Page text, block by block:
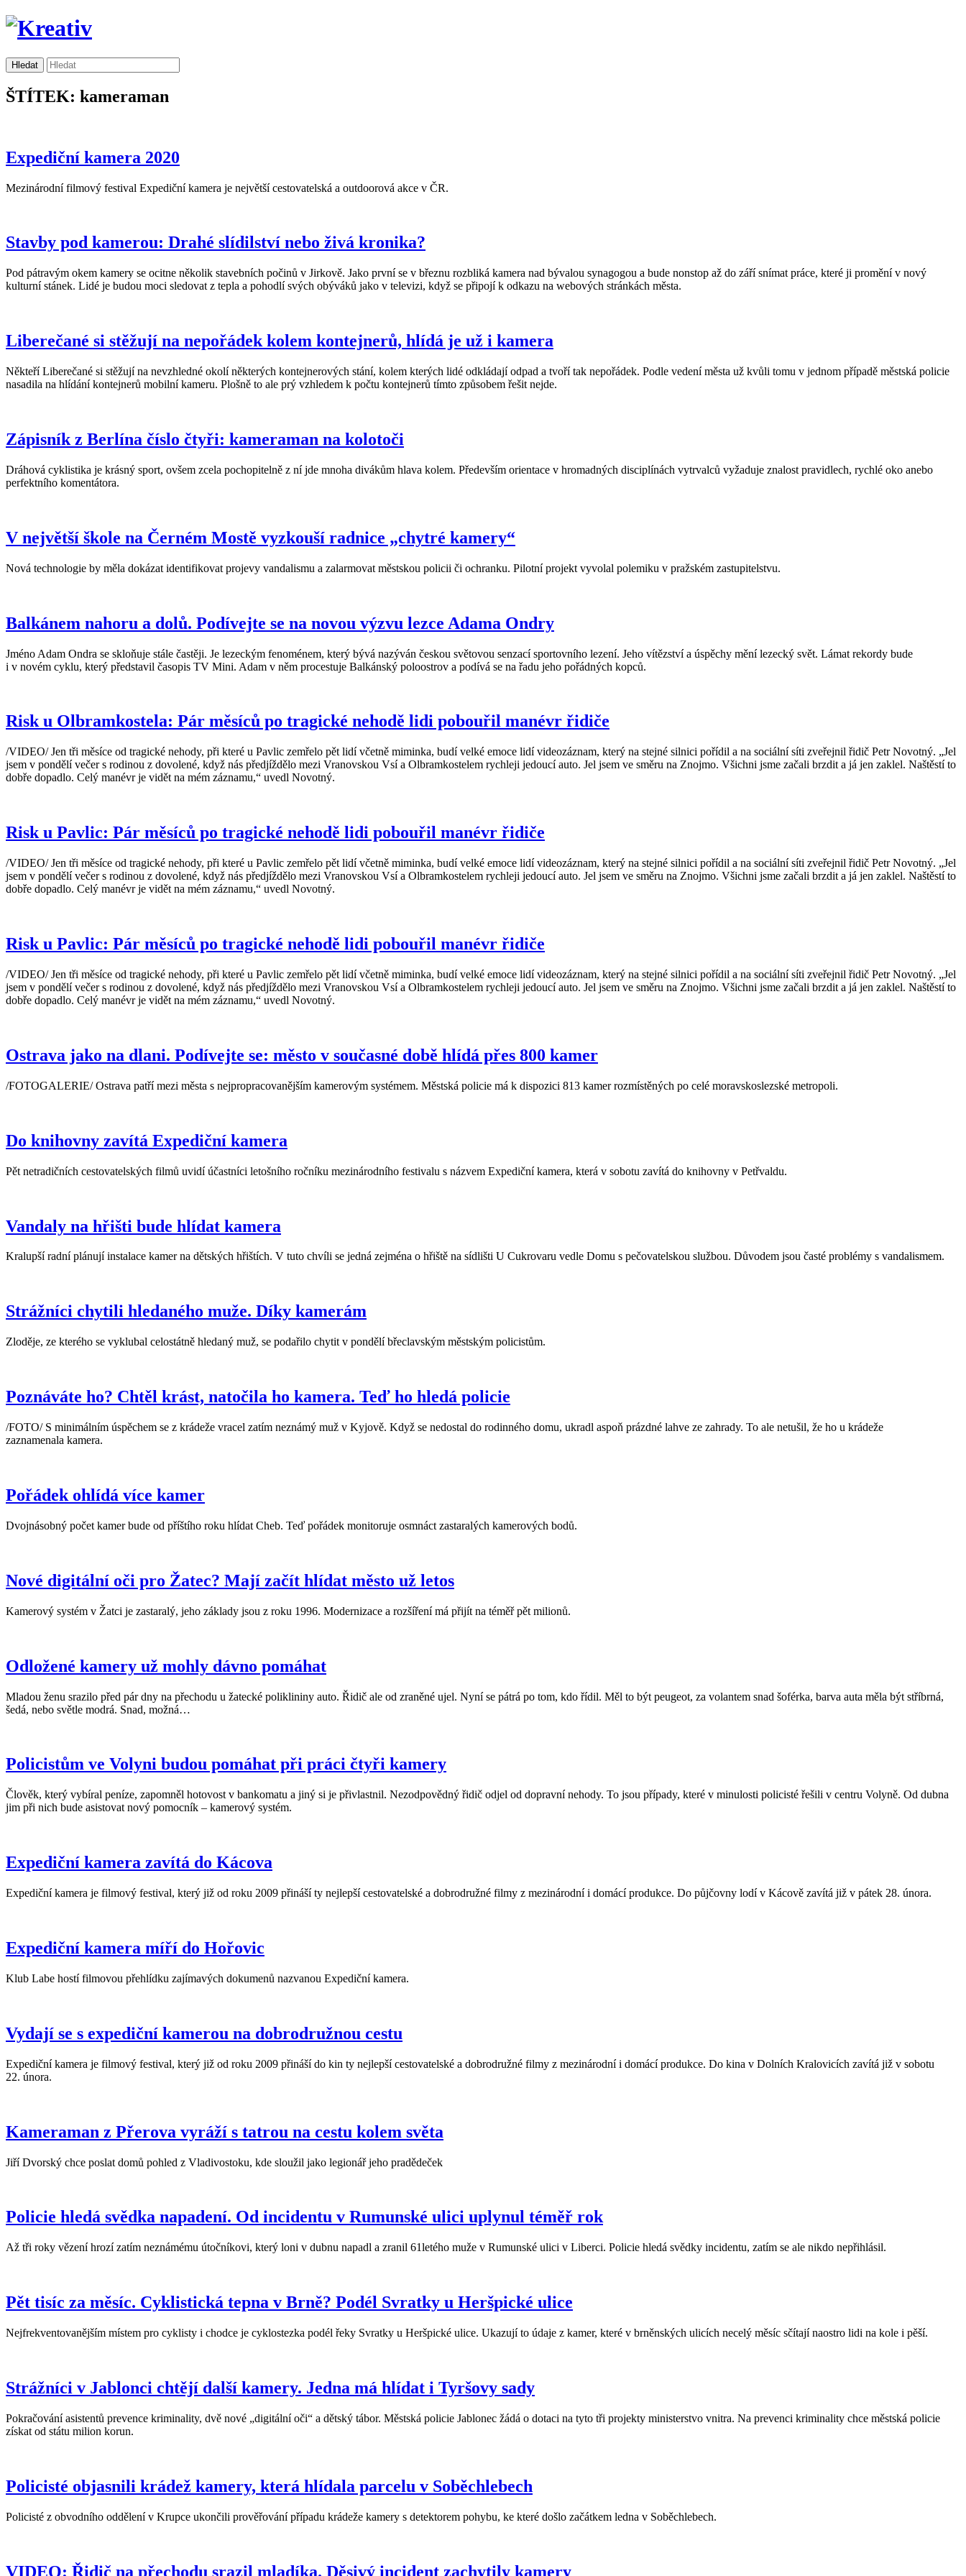
ŠTÍTEK: kameraman
Expediční kamera 2020
Mezinárodní filmový festival Expediční kamera je největší cestovatelská a outdoorová akce v ČR.
Stavby pod kamerou: Drahé slídilství nebo živá kronika?
Pod pátravým okem kamery se ocitne několik stavebních počinů v Jirkově. Jako první se v březnu rozbliká kamera nad bývalou synagogou a bude nonstop až do září snímat práce, které ji promění v nový
kulturní stánek. Lidé je budou moci sledovat z tepla a pohodlí svých obýváků jako v televizi, když se připojí k odkazu na webových stránkách města.
Liberečané si stěžují na nepořádek kolem kontejnerů, hlídá je už i kamera
Někteří Liberečané si stěžují na nevzhledné okolí některých kontejnerových stání, kolem kterých lidé odkládají odpad a tvoří tak nepořádek. Podle vedení města už kvůli tomu v jednom případě městská policie
nasadila na hlídání kontejnerů mobilní kameru. Plošně to ale prý vzhledem k počtu kontejnerů tímto způsobem řešit nejde.
Zápisník z Berlína číslo čtyři: kameraman na kolotoči
Dráhová cyklistika je krásný sport, ovšem zcela pochopitelně z ní jde mnoha divákům hlava kolem. Především orientace v hromadných disciplínách vytrvalců vyžaduje znalost pravidlech, rychlé oko anebo
perfektního komentátora.
V největší škole na Černém Mostě vyzkouší radnice „chytré kamery“
Nová technologie by měla dokázat identifikovat projevy vandalismu a zalarmovat městskou policii či ochranku. Pilotní projekt vyvolal polemiku v pražském zastupitelstvu.
Balkánem nahoru a dolů. Podívejte se na novou výzvu lezce Adama Ondry
Jméno Adam Ondra se skloňuje stále častěji. Je lezeckým fenoménem, který bývá nazýván českou světovou senzací sportovního lezení. Jeho vítězství a úspěchy mění lezecký svět. Lámat rekordy bude
i v novém cyklu, který představil časopis TV Mini. Adam v něm procestuje Balkánský poloostrov a podívá se na řadu jeho pořádných kopců.
Risk u Olbramkostela: Pár měsíců po tragické nehodě lidi pobouřil manévr řidiče
/VIDEO/ Jen tři měsíce od tragické nehody, při které u Pavlic zemřelo pět lidí včetně miminka, budí velké emoce lidí videozáznam, který na stejné silnici pořídil a na sociální síti zveřejnil řidič Petr Novotný. „Jel
jsem v pondělí večer s rodinou z dovolené, když nás předjíždělo mezi Vranovskou Vsí a Olbramkostelem rychleji jedoucí auto. Jel jsem ve směru na Znojmo. Všichni jsme začali brzdit a já jen zaklel. Naštěstí to
dobře dopadlo. Celý manévr je vidět na mém záznamu,“ uvedl Novotný.
Risk u Pavlic: Pár měsíců po tragické nehodě lidi pobouřil manévr řidiče
/VIDEO/ Jen tři měsíce od tragické nehody, při které u Pavlic zemřelo pět lidí včetně miminka, budí velké emoce lidí videozáznam, který na stejné silnici pořídil a na sociální síti zveřejnil řidič Petr Novotný. „Jel
jsem v pondělí večer s rodinou z dovolené, když nás předjíždělo mezi Vranovskou Vsí a Olbramkostelem rychleji jedoucí auto. Jel jsem ve směru na Znojmo. Všichni jsme začali brzdit a já jen zaklel. Naštěstí to
dobře dopadlo. Celý manévr je vidět na mém záznamu,“ uvedl Novotný.
Risk u Pavlic: Pár měsíců po tragické nehodě lidi pobouřil manévr řidiče
/VIDEO/ Jen tři měsíce od tragické nehody, při které u Pavlic zemřelo pět lidí včetně miminka, budí velké emoce lidí videozáznam, který na stejné silnici pořídil a na sociální síti zveřejnil řidič Petr Novotný. „Jel
jsem v pondělí večer s rodinou z dovolené, když nás předjíždělo mezi Vranovskou Vsí a Olbramkostelem rychleji jedoucí auto. Jel jsem ve směru na Znojmo. Všichni jsme začali brzdit a já jen zaklel. Naštěstí to
dobře dopadlo. Celý manévr je vidět na mém záznamu,“ uvedl Novotný.
Ostrava jako na dlani. Podívejte se: město v současné době hlídá přes 800 kamer
/FOTOGALERIE/ Ostrava patří mezi města s nejpropracovanějším kamerovým systémem. Městská policie má k dispozici 813 kamer rozmístěných po celé moravskoslezské metropoli.
Do knihovny zavítá Expediční kamera
Pět netradičních cestovatelských filmů uvidí účastníci letošního ročníku mezinárodního festivalu s názvem Expediční kamera, která v sobotu zavítá do knihovny v Petřvaldu.
Vandaly na hřišti bude hlídat kamera
Kralupší radní plánují instalace kamer na dětských hřištích. V tuto chvíli se jedná zejména o hřiště na sídlišti U Cukrovaru vedle Domu s pečovatelskou službou. Důvodem jsou časté problémy s vandalismem.
Strážníci chytili hledaného muže. Díky kamerám
Zloděje, ze kterého se vyklubal celostátně hledaný muž, se podařilo chytit v pondělí břeclavským městským policistům.
Poznáváte ho? Chtěl krást, natočila ho kamera. Teď ho hledá policie
/FOTO/ S minimálním úspěchem se z krádeže vracel zatím neznámý muž v Kyjově. Když se nedostal do rodinného domu, ukradl aspoň prázdné lahve ze zahrady. To ale netušil, že ho u krádeže
zaznamenala kamera.
Pořádek ohlídá více kamer
Dvojnásobný počet kamer bude od příštího roku hlídat Cheb. Teď pořádek monitoruje osmnáct zastaralých kamerových bodů.
Nové digitální oči pro Žatec? Mají začít hlídat město už letos
Kamerový systém v Žatci je zastaralý, jeho základy jsou z roku 1996. Modernizace a rozšíření má přijít na téměř pět milionů.
Odložené kamery už mohly dávno pomáhat
Mladou ženu srazilo před pár dny na přechodu u žatecké poliklininy auto. Řidič ale od zraněné ujel. Nyní se pátrá po tom, kdo řídil. Měl to být peugeot, za volantem snad šoférka, barva auta měla být stříbrná,
šedá, nebo světle modrá. Snad, možná…
Policistům ve Volyni budou pomáhat při práci čtyři kamery
Člověk, který vybíral peníze, zapomněl hotovost v bankomatu a jiný si je přivlastnil. Nezodpovědný řidič odjel od dopravní nehody. To jsou případy, které v minulosti policisté řešili v centru Volyně. Od dubna
jim při nich bude asistovat nový pomocník – kamerový systém.
Expediční kamera zavítá do Kácova
Expediční kamera je filmový festival, který již od roku 2009 přináší ty nejlepší cestovatelské a dobrodružné filmy z mezinárodní i domácí produkce. Do půjčovny lodí v Kácově zavítá již v pátek 28. února.
Expediční kamera míří do Hořovic
Klub Labe hostí filmovou přehlídku zajímavých dokumenů nazvanou Expediční kamera.
Vydají se s expediční kamerou na dobrodružnou cestu
Expediční kamera je filmový festival, který již od roku 2009 přináší do kin ty nejlepší cestovatelské a dobrodružné filmy z mezinárodní i domácí produkce. Do kina v Dolních Kralovicích zavítá již v sobotu
22. února.
Kameraman z Přerova vyráží s tatrou na cestu kolem světa
Jiří Dvorský chce poslat domů pohled z Vladivostoku, kde sloužil jako legionář jeho pradědeček
Policie hledá svědka napadení. Od incidentu v Rumunské ulici uplynul téměř rok
Až tři roky vězení hrozí zatím neznámému útočníkovi, který loni v dubnu napadl a zranil 61letého muže v Rumunské ulici v Liberci. Policie hledá svědky incidentu, zatím se ale nikdo nepřihlásil.
Pět tisíc za měsíc. Cyklistická tepna v Brně? Podél Svratky u Heršpické ulice
Nejfrekventovanějším místem pro cyklisty i chodce je cyklostezka podél řeky Svratky u Heršpické ulice. Ukazují to údaje z kamer, které v brněnských ulicích necelý měsíc sčítají naostro lidi na kole i pěší.
Strážníci v Jablonci chtějí další kamery. Jedna má hlídat i Tyršovy sady
Pokračování asistentů prevence kriminality, dvě nové „digitální oči“ a dětský tábor. Městská policie Jablonec žádá o dotaci na tyto tři projekty ministerstvo vnitra. Na prevenci kriminality chce městská policie
získat od státu milion korun.
Policisté objasnili krádež kamery, která hlídala parcelu v Soběchlebech
Policisté z obvodního oddělení v Krupce ukončili prověřování případu krádeže kamery s detektorem pohybu, ke které došlo začátkem ledna v Soběchlebech.
VIDEO: Řidič na přechodu srazil mladíka. Děsivý incident zachytily kamery